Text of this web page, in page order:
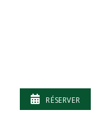
RÉSERVER